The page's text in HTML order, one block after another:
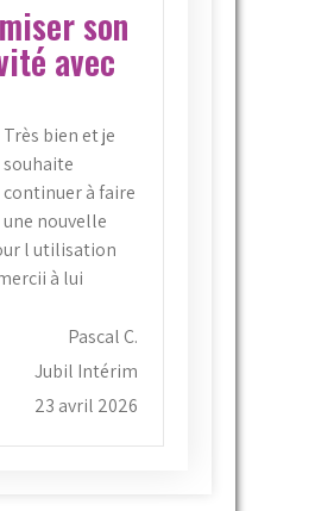
son
avec
Très bien et je
souhaite
continuer à faire
une nouvelle
l utilisation
à lui
Pascal C.
Jubil Intérim
23 avril 2026